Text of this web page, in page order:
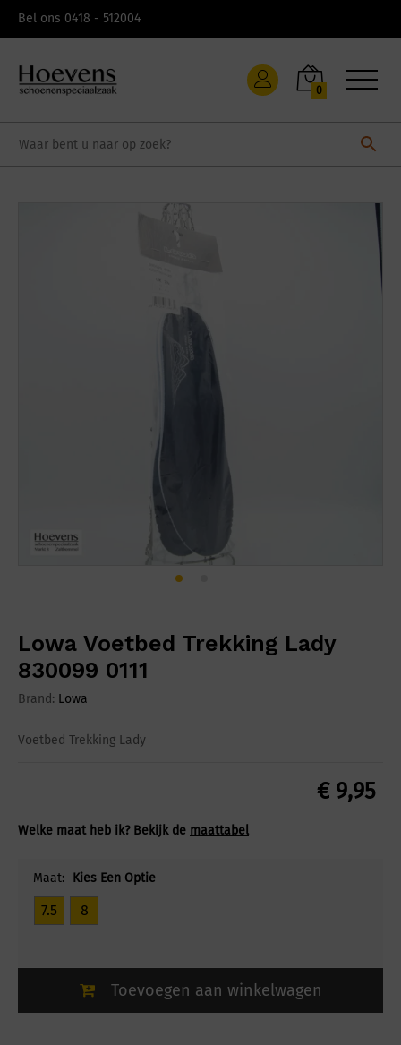
Bel ons 0418 - 512004
0
Lowa Voetbed Trekking Lady
830099 0111
Brand: Lowa
Voetbed Trekking Lady
€9,95
Welke maat heb ik? Bekijk de maattabel
Maat: Kies Een Optie
7.5 8
Toevoegen aan winkelwagen